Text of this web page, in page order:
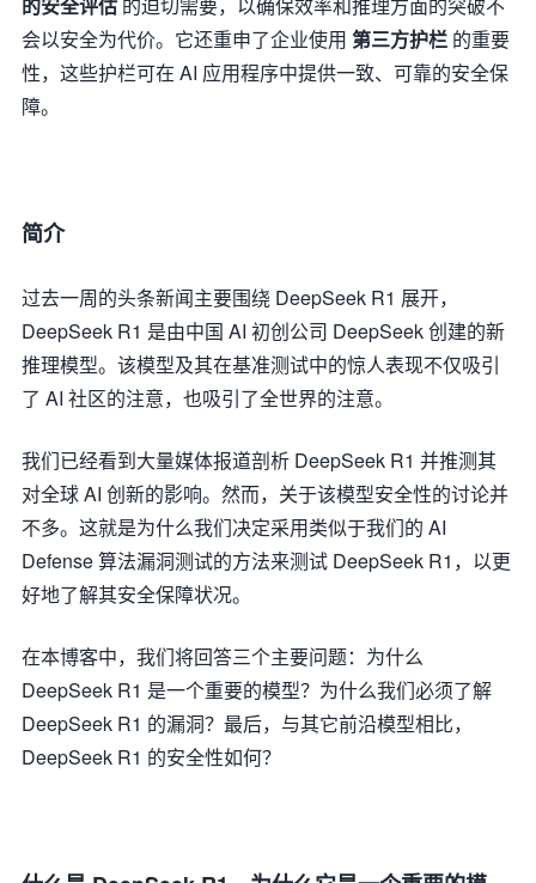
会以安全为代价。它还重申了企业使用 第三方护栏 的重要
性，这些护栏可在 AI 应用程序中提供一致、可靠的安全保
障。
简介
过去一周的头条新闻主要围绕 DeepSeek R1 展开，
DeepSeek R1 是由中国 AI 初创公司 DeepSeek 创建的新
推理模型。该模型及其在基准测试中的惊人表现不仅吸引
了 AI 社区的注意，也吸引了全世界的注意。
我们已经看到大量媒体报道剖析 DeepSeek R1 并推测其
对全球 AI 创新的影响。然而，关于该模型安全性的讨论并
不多。这就是为什么我们决定采用类似于我们的 AI
Defense 算法漏洞测试的方法来测试 DeepSeek R1，以更
好地了解其安全保障状况。
在本博客中，我们将回答三个主要问题：为什么
DeepSeek R1 是一个重要的模型？为什么我们必须了解
DeepSeek R1 的漏洞？最后，与其它前沿模型相比，
DeepSeek R1 的安全性如何？